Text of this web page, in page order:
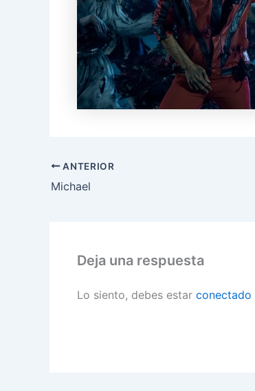
ANTERIOR
Michael
Deja una respuesta
Lo siento, debes estar conectado